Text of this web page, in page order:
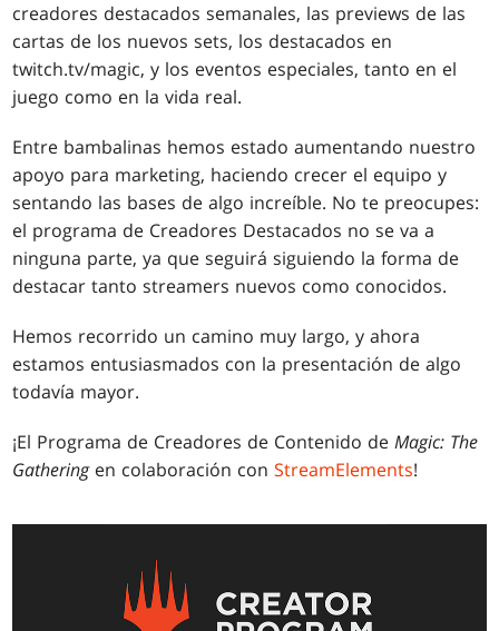
creadores destacados semanales, las previews de las
cartas de los nuevos sets, los destacados en
twitch.tv/magic, y los eventos especiales, tanto en el
juego como en la vida real.
Entre bambalinas hemos estado aumentando nuestro
apoyo para marketing, haciendo crecer el equipo y
sentando las bases de algo increíble. No te preocupes:
el programa de Creadores Destacados no se va a
ninguna parte, ya que seguirá siguiendo la forma de
destacar tanto streamers nuevos como conocidos.
Hemos recorrido un camino muy largo, y ahora
estamos entusiasmados con la presentación de algo
todavía mayor.
¡El Programa de Creadores de Contenido deMagic: The
Gathering en colaboración conStreamElements!